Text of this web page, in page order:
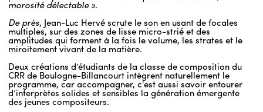
morosité délectable ».
De près, Jean-Luc Hervé scrute le son en usant de focales
multiples, sur des zones de lisse micro-strié et des
amplitudes qui forment à la fois le volume, les strates et le
miroitement vivant de la matière.
Deux créations d’étudiants de la classe de composition du
CRR de Boulogne-Billancourt intègrent naturellement le
programme, car accompagner, c’est aussi savoir entourer
d’interprètes solides et sensibles la génération émergente
des jeunes compositeurs.